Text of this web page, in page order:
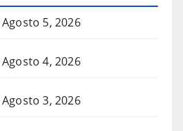
Agosto 5, 2026
Agosto 4, 2026
Agosto 3, 2026